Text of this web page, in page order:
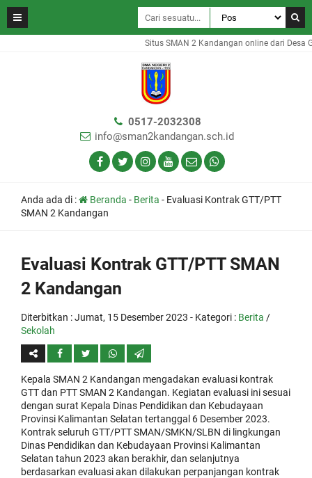
Situs SMAN 2 Kandangan online dari Desa
0517-2032308
info@sman2kandangan.sch.id
Anda ada di : Beranda - Berita - Evaluasi Kontrak GTT/PTT
SMAN 2 Kandangan
Evaluasi Kontrak GTT/PTT SMAN
2 Kandangan
Diterbitkan :Jumat, 15 Desember 2023 - Kategori : Berita /
Sekolah
Kepala SMAN 2 Kandangan mengadakan evaluasi kontrak
GTT dan PTT SMAN 2 Kandangan. Kegiatan evaluasi ini sesuai
dengan surat Kepala Dinas Pendidikan dan Kebudayaan
Provinsi Kalimantan Selatan tertanggal 6 Desember 2023.
Kontrak seluruh GTT/PTT SMAN/SMKN/SLBN di lingkungan
Dinas Pendidikan dan Kebudayaan Provinsi Kalimantan
Selatan tahun 2023 akan berakhir, dan selanjutnya
berdasarkan evaluasi akan dilakukan perpanjangan kontrak